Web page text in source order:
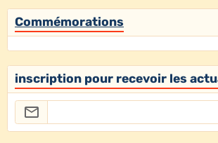
Commémorations
inscription pour recevoir les